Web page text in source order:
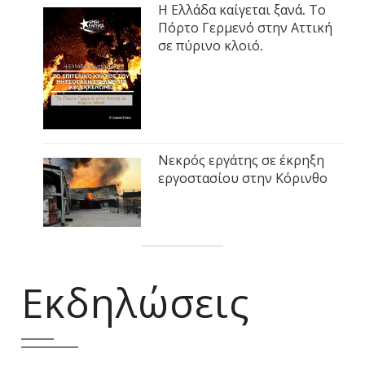
Η Ελλάδα καίγεται ξανά. Το
Πόρτο Γερμενό στην Αττική
σε πύρινο κλοιό.
Νεκρός εργάτης σε έκρηξη
εργοστασίου στην Κόρινθο
Εκδηλώσεις